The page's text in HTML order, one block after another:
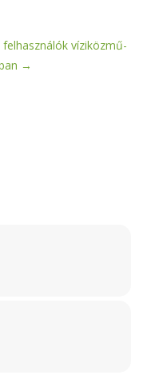
víziközmű-
→